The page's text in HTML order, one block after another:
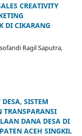
CREATIVITY
DI CIKARANG
Ragil Saputra,
SISTEM
TRANSPARANSI
DANA DESA DI
ACEH SINGKIL